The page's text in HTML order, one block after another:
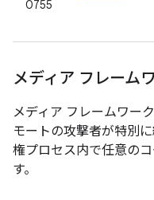
0755
メディア フレーム
メディア フレームワー
モートの攻撃者が特別
権プロセス内で任意の
す。